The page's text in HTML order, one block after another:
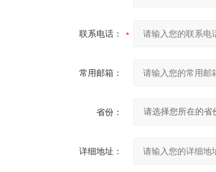
联系电话：
常用邮箱：
省份：
详细地址：